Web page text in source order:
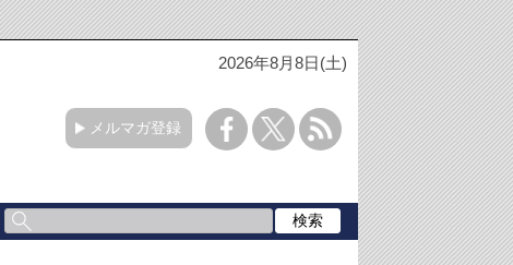
2026年8月8日(土)
メルマガ登録